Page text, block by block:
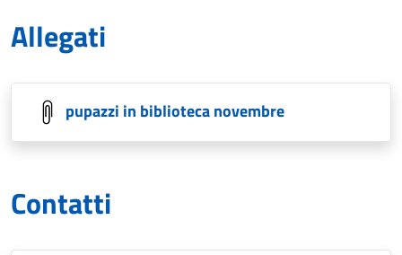
Allegati
pupazzi in biblioteca novembre
Contatti